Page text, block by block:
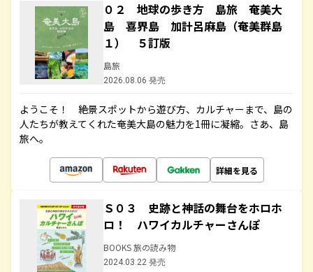
０２ 地球の歩き方 島旅 奄美大
島 喜界島 加計呂麻島（奄美群島
１） ５訂版
島旅
2026.08.06 発売
ようこそ！ 絶景スポットから遊び方、カルチャーまで、島の
人たちが教えてくれた奄美大島の魅力を1冊に凝縮。さあ、島
旅へ。
詳細を見る
Ｓ０３ 史跡と神話の舞台をホロホ
ロ！ ハワイカルチャーさんぽ
BOOKS 旅の読み物
2024.03.22 発売